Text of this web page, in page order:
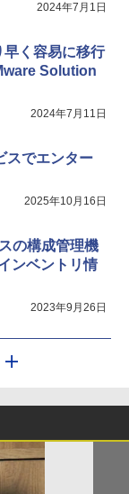
2024年7月1日
早く容易に移行
Solution
2024年7月11日
スでエンター
2025年10月16日
の構成管理機
ンベントリ情
2023年9月26日